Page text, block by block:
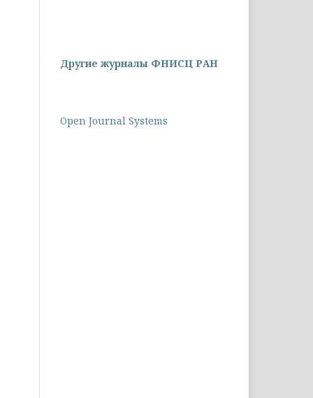
Другие журналы ФНИСЦ РАН
Open Journal Systems